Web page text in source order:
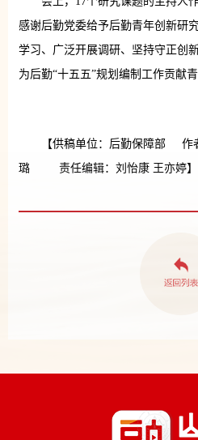
感谢后勤党委给予后勤青年创新研
学习、广泛开展调研、坚持守正创
为后勤“十五五”规划编制工作贡献青
【供稿单位：后勤保障部
璐 责任编辑：刘怡康 王亦婷】